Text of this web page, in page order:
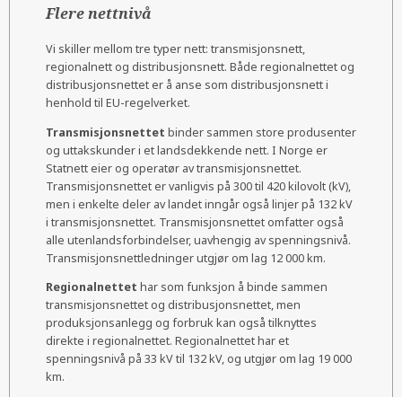
Flere nettnivå
Vi skiller mellom tre typer nett: transmisjonsnett,
regionalnett og distribusjonsnett. Både regionalnettet og
distribusjonsnettet er å anse som distribusjonsnett i
henhold til EU-regelverket.
Transmisjonsnettet binder sammen store produsenter
og uttakskunder i et landsdekkende nett. I Norge er
Statnett eier og operatør av transmisjonsnettet.
Transmisjonsnettet er vanligvis på 300 til 420 kilovolt (kV),
men i enkelte deler av landet inngår også linjer på 132 kV
i transmisjonsnettet. Transmisjonsnettet omfatter også
alle utenlandsforbindelser, uavhengig av spenningsnivå.
Transmisjonsnettledninger utgjør om lag 12 000 km.
Regionalnettet har som funksjon å binde sammen
transmisjonsnettet og distribusjonsnettet, men
produksjonsanlegg og forbruk kan også tilknyttes
direkte i regionalnettet. Regionalnettet har et
spenningsnivå på 33 kV til 132 kV, og utgjør om lag 19 000
km.